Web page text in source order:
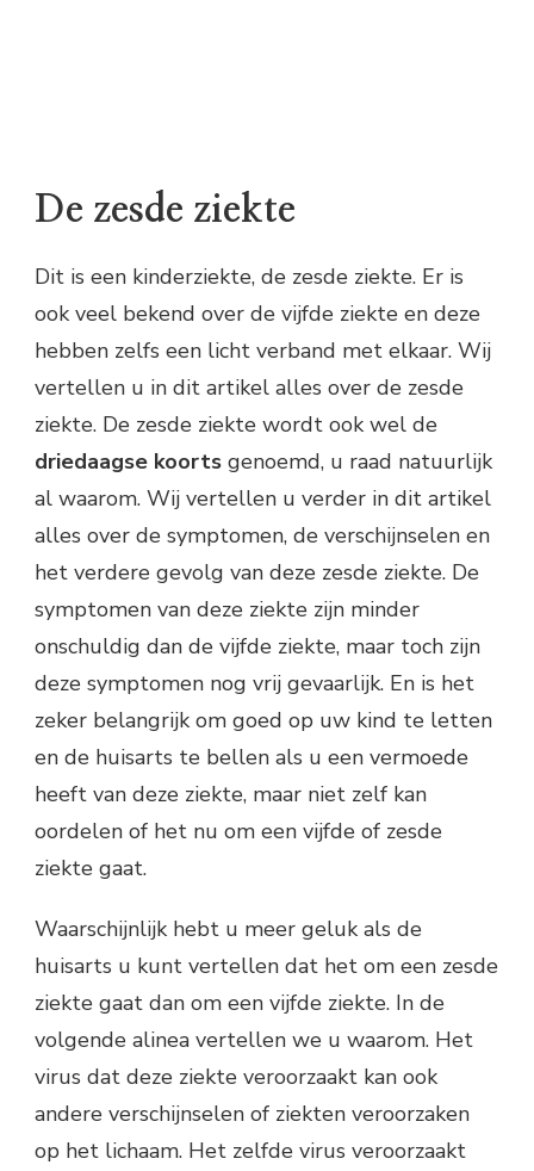
De zesde ziekte
Dit is een kinderziekte, de zesde ziekte. Er is
ook veel bekend over de vijfde ziekte en deze
hebben zelfs een licht verband met elkaar. Wij
vertellen u in dit artikel alles over de zesde
ziekte. De zesde ziekte wordt ook wel de
driedaagse koorts genoemd, u raad natuurlijk
al waarom. Wij vertellen u verder in dit artikel
alles over de symptomen, de verschijnselen en
het verdere gevolg van deze zesde ziekte. De
symptomen van deze ziekte zijn minder
onschuldig dan de vijfde ziekte, maar toch zijn
deze symptomen nog vrij gevaarlijk. En is het
zeker belangrijk om goed op uw kind te letten
en de huisarts te bellen als u een vermoede
heeft van deze ziekte, maar niet zelf kan
oordelen of het nu om een vijfde of zesde
ziekte gaat.
Waarschijnlijk hebt u meer geluk als de
huisarts u kunt vertellen dat het om een zesde
ziekte gaat dan om een vijfde ziekte. In de
volgende alinea vertellen we u waarom. Het
virus dat deze ziekte veroorzaakt kan ook
andere verschijnselen of ziekten veroorzaken
op het lichaam. Het zelfde virus veroorzaakt